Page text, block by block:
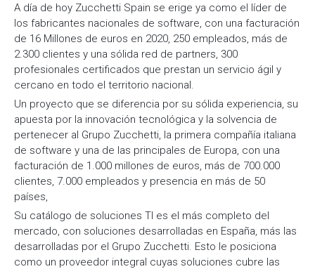
A día de hoy Zucchetti Spain se erige ya como el líder de
los fabricantes nacionales de software, con una facturación
de 16 Millones de euros en 2020, 250 empleados, más de
2.300 clientes y una sólida red de partners, 300
profesionales certificados que prestan un servicio ágil y
cercano en todo el territorio nacional.
Un proyecto que se diferencia por su sólida experiencia, su
apuesta por la innovación tecnológica y la solvencia de
pertenecer al Grupo Zucchetti, la primera compañía italiana
de software y una de las principales de Europa, con una
facturación de 1.000 millones de euros, más de 700.000
clientes, 7.000 empleados y presencia en más de 50
países,
Su catálogo de soluciones TI es el más completo del
mercado, con soluciones desarrolladas en España, más las
desarrolladas por el Grupo Zucchetti. Esto le posiciona
como un proveedor integral cuyas soluciones cubre las